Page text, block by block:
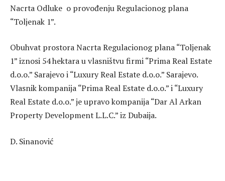
Nacrta Odluke o provođenju Regulacionog plana
“Toljenak 1”.
Obuhvat prostora Nacrta Regulacionog plana “Toljenak
1” iznosi 54 hektara u vlasništvu firmi “Prima Real Estate
d.o.o.” Sarajevo i “Luxury Real Estate d.o.o.” Sarajevo.
Vlasnik kompanija “Prima Real Estate d.o.o.” i “Luxury
Real Estate d.o.o.” je upravo kompanija “Dar Al Arkan
Property Development L.L.C.” iz Dubaija.
D. Sinanović